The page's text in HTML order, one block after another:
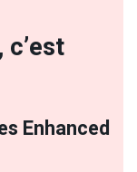
c’est
Enhanced